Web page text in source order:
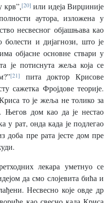
крв”,[20] или идеја Вирџиније
аутора, изложена у
несвесног објашњава као
и дијагнози, што је
објасне основне ствари у
је потиснута жеља која се
[21]
пита доктор Крисове
сажетка Фројдове теорије.
то је жеља не толико за
Његов дом као да је нестао
у рат, онда када је подлегао
доба пре рата јесте дом пре
лекара уметнуо се
да смо слојевита бића и
Несвесно које овде др